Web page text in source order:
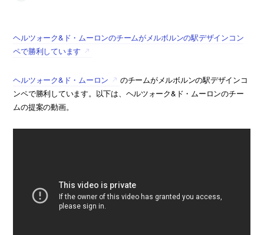
ヘルツォーク&ド・ムーロンのチームがメルボルンの駅デザインコン
ペで勝利しています
ヘルツォーク&ド・ムーロン
のチームがメルボルンの駅デザインコ
ンペで勝利しています。以下は、ヘルツォーク&ド・ムーロンのチー
ムの提案の動画。